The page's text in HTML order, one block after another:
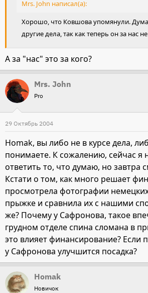
Mrs. John написал(а):
Хорошо, что Ковшова упомянули.
другие дела, так как теперь он за нас
А за "нас" это за кого?
Mrs. John
Pro
29 Октябрь 2004
Homak, вы либо не в курсе дела,
понимаете. К сожалению, сейчас я
ответить то, что думаю, но завтра
Кстати о том, как много решает
просмотрела фотографии
прыжке и сравнила их с нашими
же? Почему у Сафронова, такое
грудном отделе спина сломана в
это влияет финансирование? Если
у Сафронова улучшится посадка?
Homak
Новичок